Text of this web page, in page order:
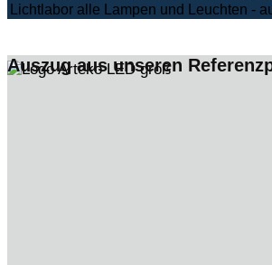
Lichtlabor alle Lampen und Leuchten -
Auszug aus unseren